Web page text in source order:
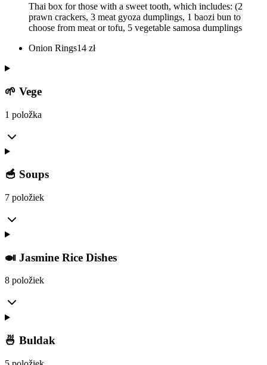
Thai box for those with a sweet tooth, which includes: (2
prawn crackers, 3 meat gyoza dumplings, 1 baozi bun to
choose from meat or tofu, 5 vegetable samosa dumplings
Onion Rings14 zł
🌱 Vege
1 položka
🥣 Soups
7 položiek
🍛 Jasmine Rice Dishes
8 položiek
🍜 Buldak